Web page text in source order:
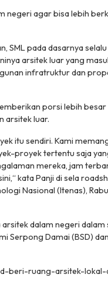
negeri agar bisa lebih
SML pada dasarnya selalu
arsitek luar yang
infratruktur dan
porsi lebih besar
arsitek luar.
itu sendiri. Kami
proyek tertentu saja
mereka, jam
kata Panji di sela
Nasional (Itenas), Rabu
dalam negeri dalam
Serpong Damai (BSD)
beri-ruang-arsitek-